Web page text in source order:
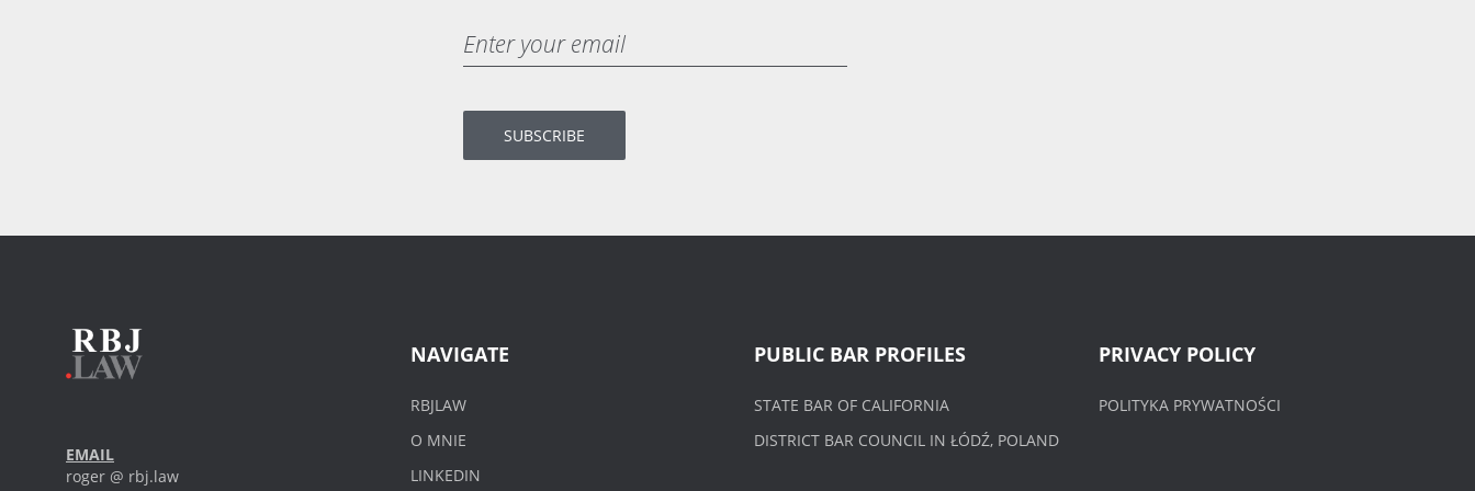
EMAIL
roger @ rbj.law
NAVIGATE
RBJLAW
O MNIE
LINKEDIN
PUBLIC BAR PROFILES
STATE BAR OF CALIFORNIA
DISTRICT BAR COUNCIL IN ŁÓDŹ, POLAND
PRIVACY POLICY
POLITYKA PRYWATNOŚCI